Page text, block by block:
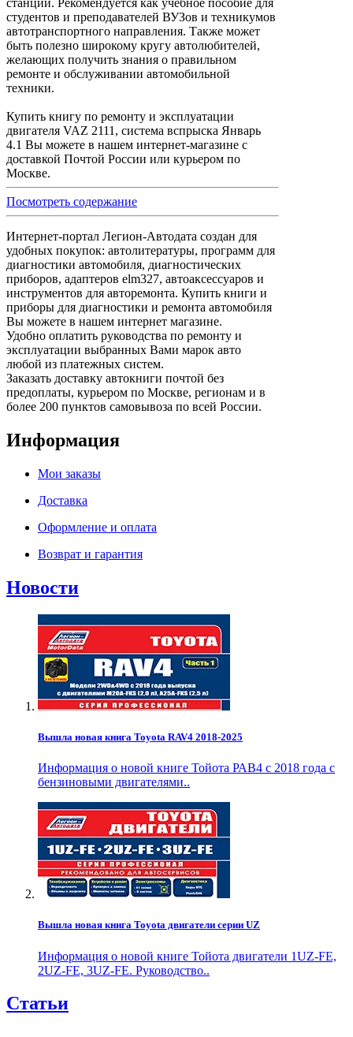
станций. Рекомендуется как учебное пособие для
студентов и преподавателей ВУЗов и техникумов
автотранспортного направления. Также может
быть полезно широкому кругу автолюбителей,
желающих получить знания о правильном
ремонте и обслуживании автомобильной
техники.
Купить книгу по ремонту и эксплуатации
двигателя VAZ 2111, система вспрыска Январь
4.1 Вы можете в нашем интернет-магазине с
доставкой Почтой России или курьером по
Москве.
Посмотреть содержание
Интернет-портал Легион-Автодата создан для
удобных покупок: автолитературы, программ для
диагностики автомобиля, диагностических
приборов, адаптеров elm327, автоаксессуаров и
инструментов для авторемонта. Купить книги и
приборы для диагностики и ремонта автомобиля
Вы можете в нашем интернет магазине.
Удобно оплатить руководства по ремонту и
эксплуатации выбранных Вами марок авто
любой из платежных систем.
Заказать доставку автокниги почтой без
предоплаты, курьером по Москве, регионам и в
более 200 пунктов самовывоза по всей России.
Информация
Мои заказы
Доставка
Оформление и оплата
Возврат и гарантия
Новости
Вышла новая книга Toyota RAV4 2018-2025
Информация о новой книге Тойота РАВ4 с 2018 года с
бензиновыми двигателями..
Вышла новая книга Toyota двигатели серии UZ
Информация о новой книге Тойота двигатели 1UZ-FE,
2UZ-FE, 3UZ-FE. Руководство..
Статьи